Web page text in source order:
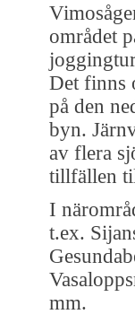
området
Det finns
på den
byn.
av flera
tillfällen
I
t.ex.
mm.